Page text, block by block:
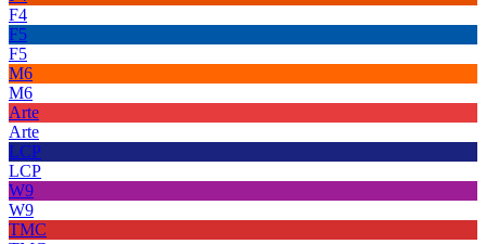
F4
F5
F5
M6
M6
Arte
Arte
LCP
LCP
W9
W9
TMC